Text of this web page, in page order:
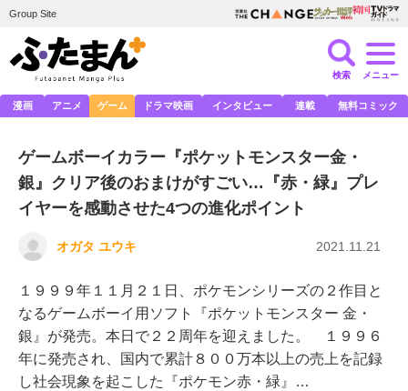
Group Site
検索 メニュー
漫画 アニメ ゲーム ドラマ映画 インタビュー 連載 無料コミック
ゲームボーイカラー『ポケットモンスター金・
銀』クリア後のおまけがすごい…『赤・緑』プレ
イヤーを感動させた4つの進化ポイント
オガタ ユウキ 2021.11.21
１９９９年１１月２１日、ポケモンシリーズの２作目と
なるゲームボーイ用ソフト『ポケットモンスター 金・
銀』が発売。本日で２２周年を迎えました。 １９９６
年に発売され、国内で累計８００万本以上の売上を記録
し社会現象を起こした『ポケモン赤・緑』…